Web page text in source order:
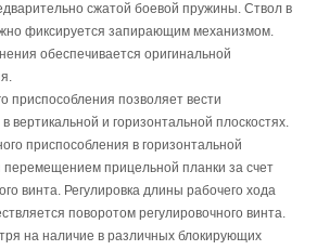
сжатой боевой пружины. Ствол в
фиксируется запирающим механизмом.
обеспечивается оригинальной
приспособления позволяет вести
вертикальной и горизонтальной плоскостях.
приспособления в горизонтальной
перемещением прицельной планки за счет
винта. Регулировка длины рабочего хода
поворотом регулировочного винта.
на наличие в различных блокирующих